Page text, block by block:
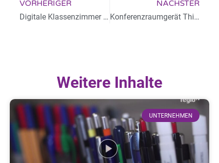
VORHERIGER
Digitale Klassenzimmer in Schorndorf
NÄCHSTER
Konferenzraumgerät ThinkSmart Hub
Weitere Inhalte
UNTERNEHMEN